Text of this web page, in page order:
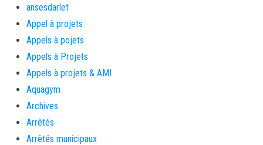
ansesdarlet
Appel à projets
Appels à pojets
Appels à Projets
Appels à projets & AMI
Aquagym
Archives
Arrêtés
Arrêtés municipaux